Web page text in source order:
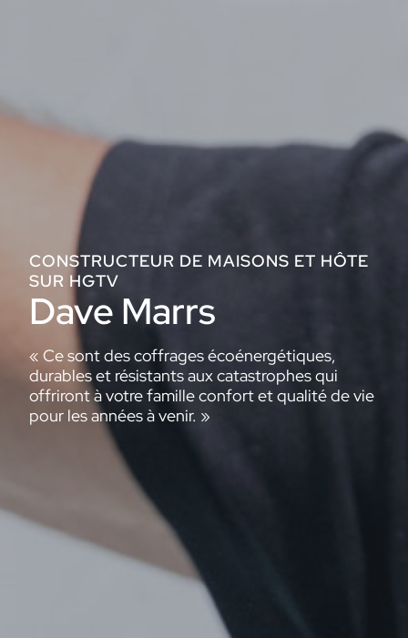
CONSTRUCTEUR DE MAISONS ET HÔTE
SUR HGTV
Dave Marrs
« Ce sont des coffrages écoénergétiques,
durables et résistants aux catastrophes qui
offriront à votre famille confort et qualité de vie
pour les années à venir. »